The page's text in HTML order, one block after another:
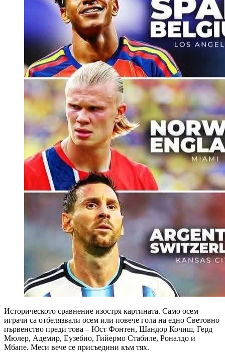
Историческото сравнение изостря картината. Само осем
играчи са отбелязвали осем или повече гола на едно Световно
първенство преди това – Юст Фонтен, Шандор Кочиш, Герд
Мюлер, Адемир, Еузебио, Гийермо Стабиле, Роналдо и
Мбапе. Меси вече се присъедини към тях.